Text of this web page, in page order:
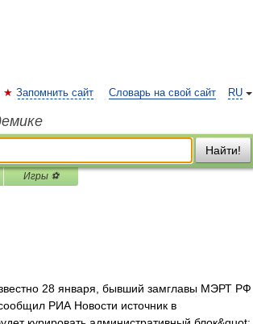
RU
Запомнить сайт Словарь на свой сайт
Найти!
Игры ⚽
28 января, бывший замглавы МЭРТ РФ
РИА Новости источник в